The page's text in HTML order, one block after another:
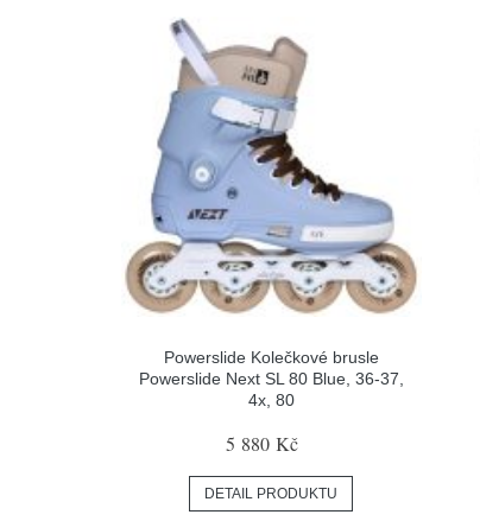
Powerslide Kolečkové brusle
Powerslide Next SL 80 Blue, 36-37,
4x, 80
5 880 Kč
DETAIL PRODUKTU